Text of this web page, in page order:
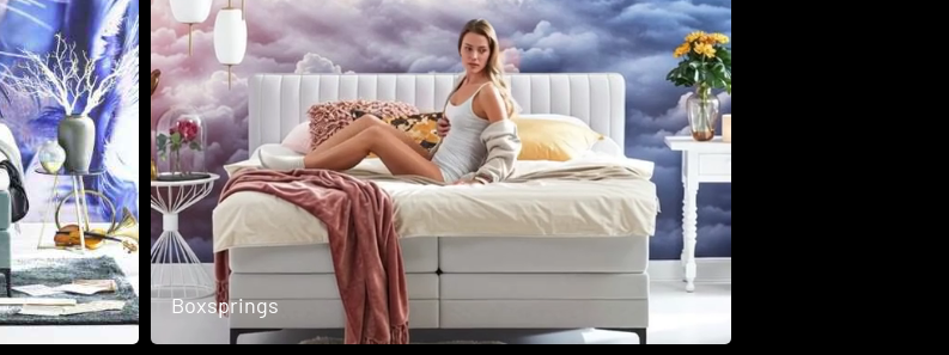
Scandii
Collection
bedden
Sofa
bedden
Boxsprings